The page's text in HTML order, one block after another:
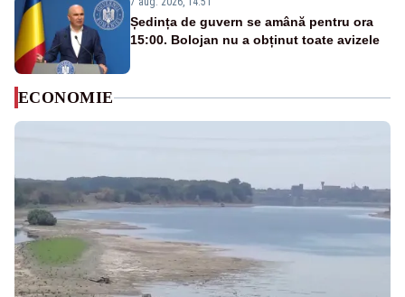
Ședința de guvern se amână pentru ora
15:00. Bolojan nu a obținut toate avizele
ECONOMIE